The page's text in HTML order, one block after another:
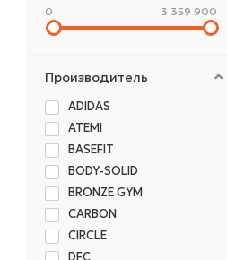
0 3 359 900
Производитель
ADIDAS
ATEMI
BASEFIT
BODY-SOLID
BRONZE GYM
CARBON
CIRCLE
DFC